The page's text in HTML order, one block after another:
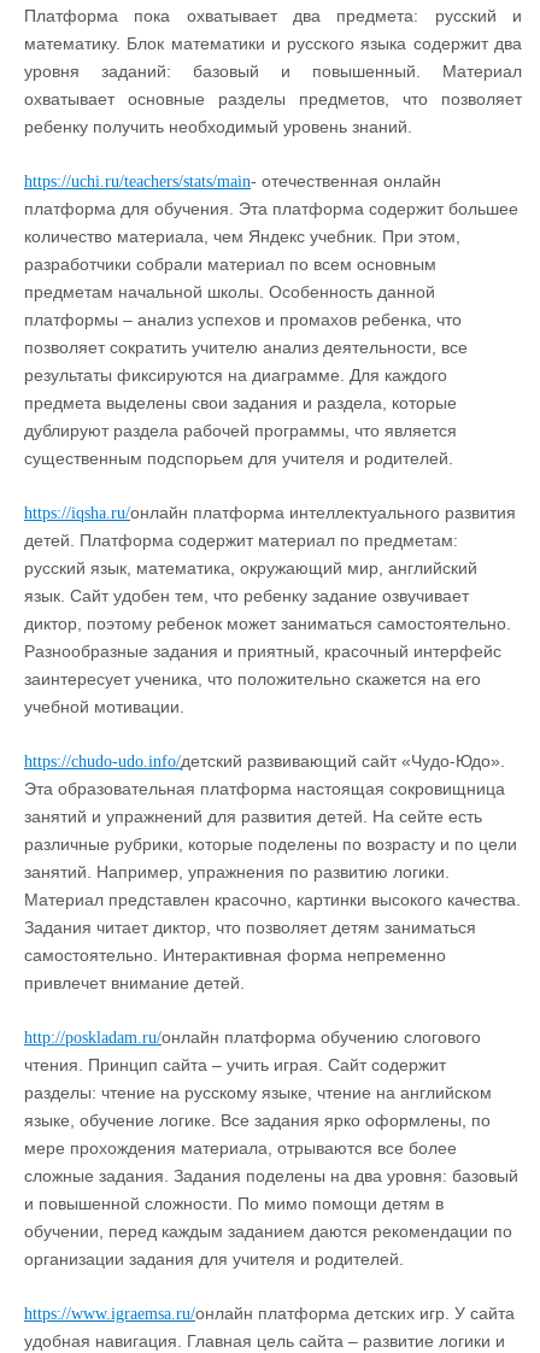
Платформа пока охватывает два предмета: русский и
математику. Блок математики и русского языка содержит два
уровня заданий: базовый и повышенный. Материал
охватывает основные разделы предметов, что позволяет
ребенку получить необходимый уровень знаний.
https://uchi.ru/teachers/stats/main- отечественная онлайн
платформа для обучения. Эта платформа содержит большее
количество материала, чем Яндекс учебник. При этом,
разработчики собрали материал по всем основным
предметам начальной школы. Особенность данной
платформы – анализ успехов и промахов ребенка, что
позволяет сократить учителю анализ деятельности, все
результаты фиксируются на диаграмме. Для каждого
предмета выделены свои задания и раздела, которые
дублируют раздела рабочей программы, что является
существенным подспорьем для учителя и родителей.
https://iqsha.ru/онлайн платформа интеллектуального развития
детей. Платформа содержит материал по предметам:
русский язык, математика, окружающий мир, английский
язык. Сайт удобен тем, что ребенку задание озвучивает
диктор, поэтому ребенок может заниматься самостоятельно.
Разнообразные задания и приятный, красочный интерфейс
заинтересует ученика, что положительно скажется на его
учебной мотивации.
https://chudo-udo.info/детский развивающий сайт «Чудо-Юдо».
Эта образовательная платформа настоящая сокровищница
занятий и упражнений для развития детей. На сейте есть
различные рубрики, которые поделены по возрасту и по цели
занятий. Например, упражнения по развитию логики.
Материал представлен красочно, картинки высокого качества.
Задания читает диктор, что позволяет детям заниматься
самостоятельно. Интерактивная форма непременно
привлечет внимание детей.
http://poskladam.ru/онлайн платформа обучению слогового
чтения. Принцип сайта – учить играя. Сайт содержит
разделы: чтение на русскому языке, чтение на английском
языке, обучение логике. Все задания ярко оформлены, по
мере прохождения материала, отрываются все более
сложные задания. Задания поделены на два уровня: базовый
и повышенной сложности. По мимо помощи детям в
обучении, перед каждым заданием даются рекомендации по
организации задания для учителя и родителей.
https://www.igraemsa.ru/онлайн платформа детских игр. У сайта
удобная навигация. Главная цель сайта – развитие логики и